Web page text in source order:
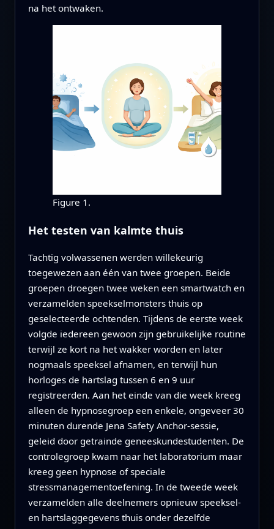
na het ontwaken.
Figure 1.
Het testen van kalmte thuis
Tachtig volwassenen werden willekeurig
toegewezen aan één van twee groepen. Beide
groepen droegen twee weken een smartwatch en
verzamelden speekselmonsters thuis op
geselecteerde ochtenden. Tijdens de eerste week
volgde iedereen gewoon zijn gebruikelijke routine
terwijl ze kort na het wakker worden en later
nogmaals speeksel afnamen, en terwijl hun
horloges de hartslag tussen 6 en 9 uur
registreerden. Aan het einde van die week kreeg
alleen de hypnosegroep een enkele, ongeveer 30
minuten durende Jena Safety Anchor-sessie,
geleid door getrainde geneeskundestudenten. De
controlegroep kwam naar het laboratorium maar
kreeg geen hypnose of speciale
stressmanagementoefening. In de tweede week
verzamelden alle deelnemers opnieuw speeksel-
en hartslaggegevens thuis onder dezelfde